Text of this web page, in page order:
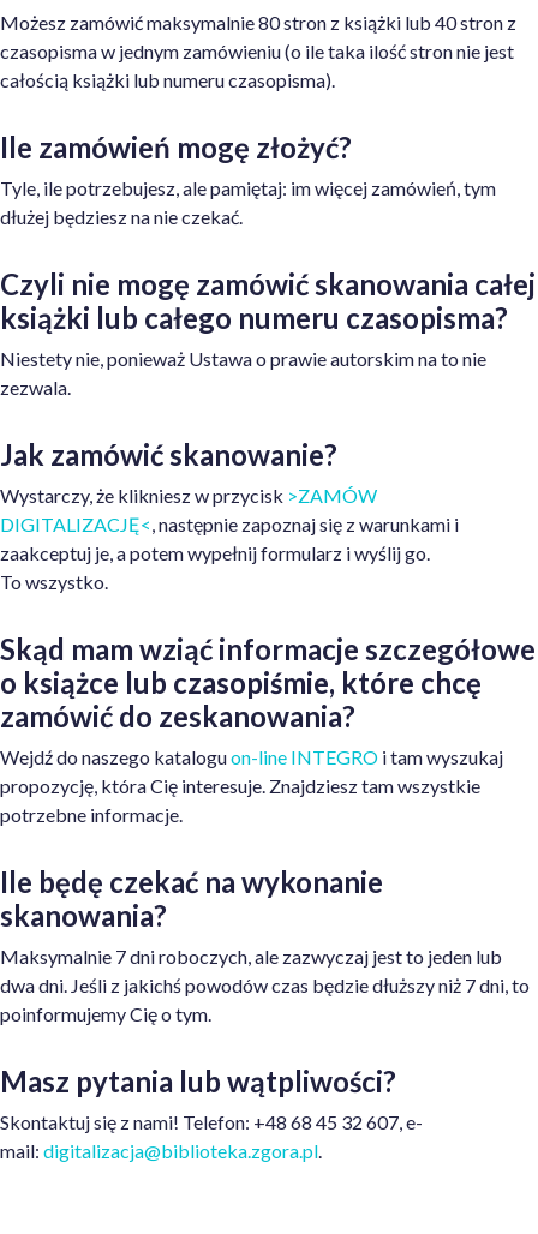
Możesz zamówić maksymalnie 80 stron z książki lub 40 stron z
czasopisma w jednym zamówieniu (o ile taka ilość stron nie jest
całością książki lub numeru czasopisma).
Ile zamówień mogę złożyć?
Tyle, ile potrzebujesz, ale pamiętaj: im więcej zamówień, tym
dłużej będziesz na nie czekać.
Czyli nie mogę zamówić skanowania całej
książki lub całego numeru czasopisma?
Niestety nie, ponieważ Ustawa o prawie autorskim na to nie
zezwala.
Jak zamówić skanowanie?
Wystarczy, że klikniesz w przycisk >ZAMÓW
DIGITALIZACJĘ<, następnie zapoznaj się z warunkami i
zaakceptuj je, a potem wypełnij formularz i wyślij go.
To wszystko.
Skąd mam wziąć informacje szczegółowe
o książce lub czasopiśmie, które chcę
zamówić do zeskanowania?
Wejdź do naszego kataloguon-line INTEGRO i tam wyszukaj
propozycję, która Cię interesuje. Znajdziesz tam wszystkie
potrzebne informacje.
Ile będę czekać na wykonanie
skanowania?
Maksymalnie 7 dni roboczych, ale zazwyczaj jest to jeden lub
dwa dni. Jeśli z jakichś powodów czas będzie dłuższy niż 7 dni, to
poinformujemy Cię o tym.
Masz pytania lub wątpliwości?
Skontaktuj się z nami! Telefon: +48 68 45 32 607, e-
mail: digitalizacja@biblioteka.zgora.pl.